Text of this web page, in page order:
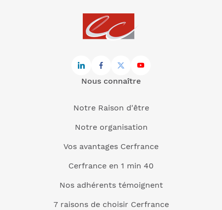
Nous connaître
Notre Raison d'être
Notre organisation
Vos avantages Cerfrance
Cerfrance en 1 min 40
Nos adhérents témoignent
7 raisons de choisir Cerfrance